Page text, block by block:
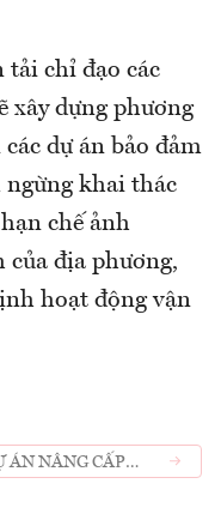
tải chỉ đạo các
xây dựng phương
dự án bảo đảm
khai thác
chế ảnh
của địa phương,
hoạt động vận
ÁN NÂNG CẤP